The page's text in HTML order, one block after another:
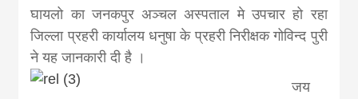
घायलो का जनकपुर अञ्चल अस्पताल मे उपचार हो रहा
जिल्ला प्रहरी कार्यालय धनुषा के प्रहरी निरीक्षक गोविन्द पुरी
ने यह जानकारी दी है ।
जय